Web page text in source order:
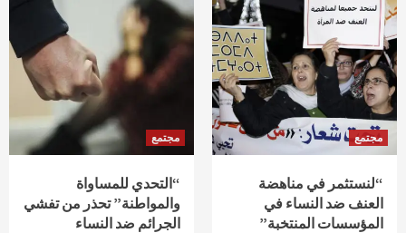
مجتمع
“لنستثمر في مناهضة
العنف ضد النساء في
المؤسسات المنتخبة”
مجتمع
“التحدي للمساواة
والمواطنة” تحذر من تفشي
الجرائم ضد النساء